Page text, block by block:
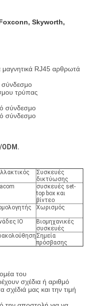
Skyworth,
RJ45 αρθρωτά
σύνδεσμο
τρύπας
σύνδεσμο
σύνδεσμο
Συσκευές
δικτύωσης
συσκευές set-
top box και
βίντεο
Χωρισμός
IO
Βιομηχανικές
συσκευές
Σημεία
πρόσβασης
του
σχέδια ή αριθμό
μας και την τιμή